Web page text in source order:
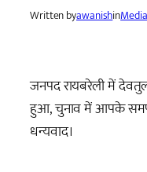
Written byawanishin
जनपद रायबरेली में
हुआ, चुनाव में आपके
धन्यवाद।